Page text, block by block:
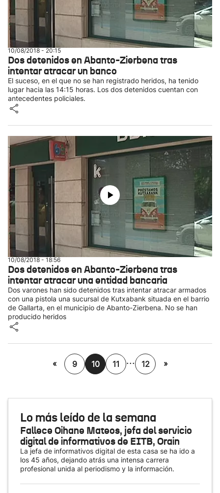
10/08/2018 - 20:15
Dos detenidos en Abanto-Zierbena tras
intentar atracar un banco
El suceso, en el que no se han registrado heridos, ha tenido
lugar hacia las 14:15 horas. Los dos detenidos cuentan con
antecedentes policiales.
10/08/2018 - 18:56
Dos detenidos en Abanto-Zierbena tras
intentar atracar una entidad bancaria
Dos varones han sido detenidos tras intentar atracar armados
con una pistola una sucursal de Kutxabank situada en el barrio
de Gallarta, en el municipio de Abanto-Zierbena. No se han
producido heridos
« 9 10 11 ... 12 »
Lo más leído de la semana
Fallece Oihane Mateos, jefa del servicio
digital de informativos de EITB, Orain
La jefa de informativos digital de esta casa se ha ido a
los 45 años, dejando atrás una intensa carrera
profesional unida al periodismo y la información.